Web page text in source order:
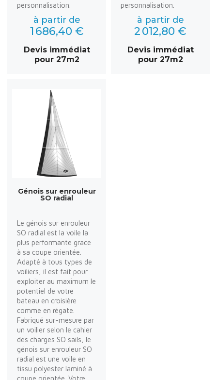
personnalisation.
à partir de
1 686,40 €
Devis immédiat
pour 27m2
personnalisation.
à partir de
2 012,80 €
Devis immédiat
pour 27m2
Génois sur enrouleur
SO radial
Le génois sur enrouleur
SO radial est la voile la
plus performante grace
à sa coupe orientée.
Adapté à tous types de
voiliers, il est fait pour
exploiter au maximum le
potentiel de votre
bateau en croisière
comme en régate.
Fabriqué sur-mesure par
un voilier selon le cahier
des charges SO sails, le
génois sur enrouleur SO
radial est une voile en
tissu polyester laminé à
coupe orientée. Votre